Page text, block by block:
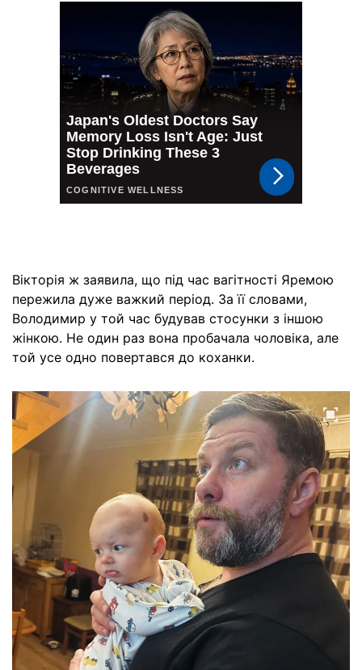
Вікторія ж заявила, що під час вагітності Яремою
пережила дуже важкий період. За її словами,
Володимир у той час будував стосунки з іншою
жінкою. Не один раз вона пробачала чоловіка, але
той усе одно повертався до коханки.